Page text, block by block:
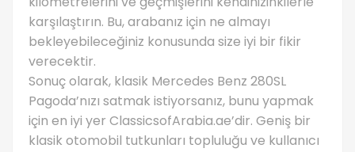
karşılaştırın. Bu, arabanız için ne almayı
bekleyebileceğiniz konusunda size iyi bir fikir
verecektir.
Sonuç olarak, klasik Mercedes Benz 280SL
Pagoda’nızı satmak istiyorsanız, bunu yapmak
için en iyi yer ClassicsofArabia.ae’dir. Geniş bir
klasik otomobil tutkunları topluluğu ve kullanıcı